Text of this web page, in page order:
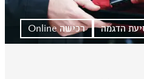
הדגמה רכישה Online